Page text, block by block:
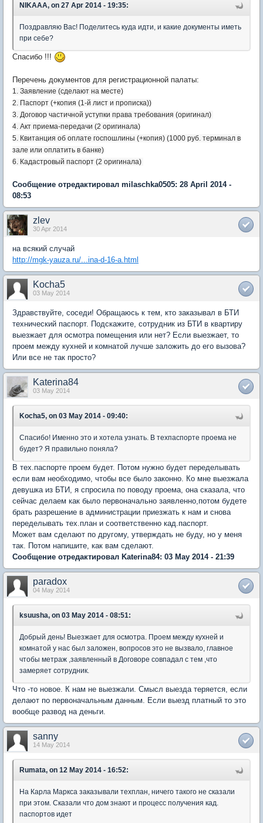
NIKAAA, on 27 Apr 2014 - 19:35:
Поздравляю Вас! Поделитесь куда идти, и какие документы иметь
при себе?
Спасибо !!!
Перечень документов для регистрационной палаты:
1. Заявление (сделают на месте)
2. Паспорт (+копия (1-й лист и прописка))
3. Договор частичной уступки права требования (оригинал)
4. Акт приема-передачи (2 оригинала)
5. Квитанция об оплате госпошлины (+копия) (1000 руб. терминал в
зале или оплатить в банке)
6. Кадастровый паспорт (2 оригинала)
Сообщение отредактировал milaschka0505: 28 April 2014 -
08:53
zlev
30 Apr 2014
на всякий случай
http://mgk-yauza.ru/...ina-d-16-a.html
Kocha5
03 May 2014
Здравствуйте, соседи! Обращаюсь к тем, кто заказывал в БТИ
технический паспорт. Подскажите, сотрудник из БТИ в квартиру
выезжает для осмотра помещения или нет? Если выезжает, то
проем между кухней и комнатой лучше заложить до его вызова?
Или все не так просто?
Katerina84
03 May 2014
Kocha5, on 03 May 2014 - 09:40:
Спасибо! Именно это и хотела узнать. В техпаспорте проема не
будет? Я правильно поняла?
В тех.паспорте проем будет. Потом нужно будет переделывать
если вам необходимо, чтобы все было законно. Ко мне выезжала
девушка из БТИ, я спросила по поводу проема, она сказала, что
сейчас делаем как было первоначально заявленно,потом будете
брать разрешение в администрации приезжать к нам и снова
переделывать тех.план и соответственно кад.паспорт.
Может вам сделают по другому, утверждать не буду, но у меня
так. Потом напишите, как вам сделают.
Сообщение отредактировал Katerina84: 03 May 2014 - 21:39
paradox
04 May 2014
ksuusha, on 03 May 2014 - 08:51:
Добрый день! Выезжает для осмотра. Проем между кухней и
комнатой у нас был заложен, вопросов это не вызвало, главное
чтобы метраж ,заявленный в Договоре совпадал с тем ,что
замеряет сотрудник.
Что -то новое. К нам не выезжали. Смысл выезда теряется, если
делают по первоначальным данным. Если выезд платный то это
вообще развод на деньги.
sanny
14 May 2014
Rumata, on 12 May 2014 - 16:52:
На Карла Маркса заказывали техплан, ничего такого не сказали
при этом. Сказали что дом знают и процесс получения кад.
паспортов идет